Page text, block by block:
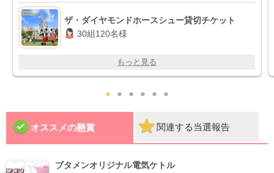
ザ・ダイヤモンドホースシュー貸切チケット
30組120名様
もっと見る
● ● ● ● ● ●
オススメの懸賞 関連する当選報告
ブタメンオリジナル電気ケトル